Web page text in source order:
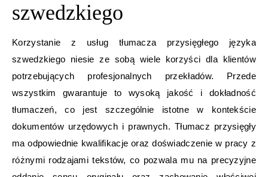
szwedzkiego
Korzystanie z usług tłumacza przysięgłego języka
szwedzkiego niesie ze sobą wiele korzyści dla klientów
potrzebujących profesjonalnych przekładów. Przede
wszystkim gwarantuje to wysoką jakość i dokładność
tłumaczeń, co jest szczególnie istotne w kontekście
dokumentów urzędowych i prawnych. Tłumacz przysięgły
ma odpowiednie kwalifikacje oraz doświadczenie w pracy z
różnymi rodzajami tekstów, co pozwala mu na precyzyjne